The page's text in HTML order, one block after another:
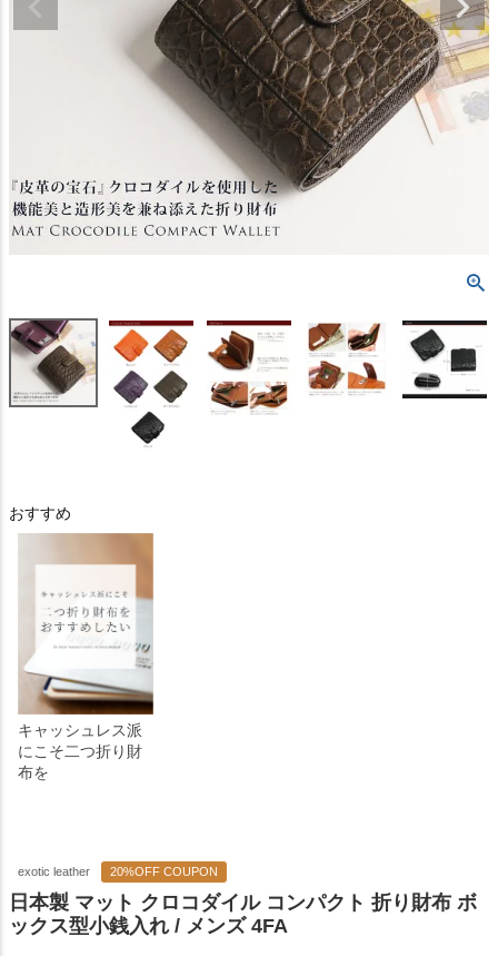
おすすめ
キャッシュレス派
にこそ二つ折り財
布を
exotic leather 20%OFF COUPON
日本製 マット クロコダイル コンパクト 折り財布 ボ
ックス型小銭入れ / メンズ 4FA